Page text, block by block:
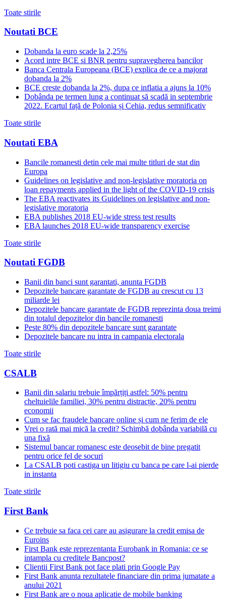
Toate stirile
Noutati BCE
Dobanda la euro scade la 2,25%
Acord intre BCE si BNR pentru supravegherea bancilor
Banca Centrala Europeana (BCE) explica de ce a majorat
dobanda la 2%
BCE creste dobanda la 2%, dupa ce inflatia a ajuns la 10%
Dobânda pe termen lung a continuat să scadă in septembrie
2022. Ecartul față de Polonia și Cehia, redus semnificativ
Toate stirile
Noutati EBA
Bancile romanesti detin cele mai multe titluri de stat din
Europa
Guidelines on legislative and non-legislative moratoria on
loan repayments applied in the light of the COVID-19 crisis
The EBA reactivates its Guidelines on legislative and non-
legislative moratoria
EBA publishes 2018 EU-wide stress test results
EBA launches 2018 EU-wide transparency exercise
Toate stirile
Noutati FGDB
Banii din banci sunt garantati, anunta FGDB
Depozitele bancare garantate de FGDB au crescut cu 13
miliarde lei
Depozitele bancare garantate de FGDB reprezinta doua treimi
din totalul depozitelor din bancile romanesti
Peste 80% din depozitele bancare sunt garantate
Depozitele bancare nu intra in campania electorala
Toate stirile
CSALB
Banii din salariu trebuie împărțiți astfel: 50% pentru
cheltuielile familiei, 30% pentru distracție, 20% pentru
economii
Cum se fac fraudele bancare online și cum ne ferim de ele
Vrei o rată mai mică la credit? Schimbă dobânda variabilă cu
una fixă
Sistemul bancar romanesc este deosebit de bine pregatit
pentru orice fel de socuri
La CSALB poti castiga un litigiu cu banca pe care l-ai pierde
in instanta
Toate stirile
First Bank
Ce trebuie sa faca cei care au asigurare la credit emisa de
Euroins
First Bank este reprezentanta Eurobank in Romania: ce se
intampla cu creditele Bancpost?
Clientii First Bank pot face plati prin Google Pay
First Bank anunta rezultatele financiare din prima jumatate a
anului 2021
First Bank are o noua aplicatie de mobile banking